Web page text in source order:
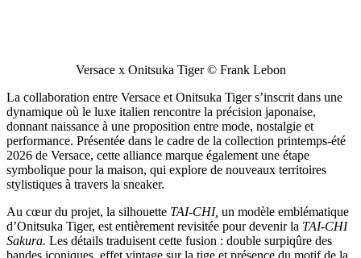
Versace x Onitsuka Tiger © Frank Lebon
La collaboration entre Versace et Onitsuka Tiger s’inscrit dans une
dynamique où le luxe italien rencontre la précision japonaise,
donnant naissance à une proposition entre mode, nostalgie et
performance. Présentée dans le cadre de la collection printemps-été
2026 de Versace, cette alliance marque également une étape
symbolique pour la maison, qui explore de nouveaux territoires
stylistiques à travers la sneaker.
Au cœur du projet, la silhouette TAI-CHI, un modèle emblématique
d’Onitsuka Tiger, est entièrement revisitée pour devenir la TAI-CHI
Sakura. Les détails traduisent cette fusion : double surpiqûre des